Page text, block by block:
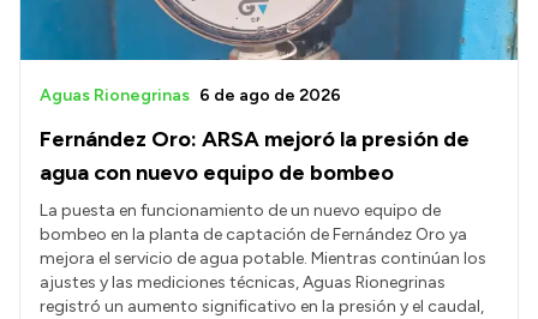
Fernández Oro: ARSA mejoró la presión de
agua con nuevo equipo de bombeo
Aguas Rionegrinas 6 de ago de 2026
La puesta en funcionamiento de un nuevo equipo de
bombeo en la planta de captación de Fernández Oro ya
mejora el servicio de agua potable. Mientras continúan los
ajustes y las mediciones técnicas, Aguas Rionegrinas
registró un aumento significativo en la presión y el caudal,